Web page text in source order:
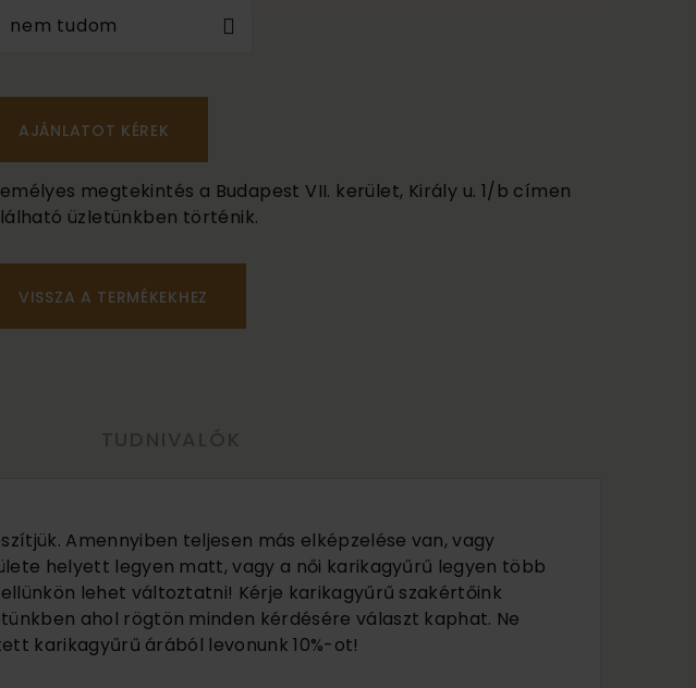
nem tudom
megtekintés a Budapest VII. kerület, Király u. 1/b címen
üzletünkben történik.
VISSZA A TERMÉKEKHEZ
Amennyiben teljesen más elképzelése van, vagy
helyett legyen matt, vagy a női karikagyűrű legyen több
lehet változtatni! Kérje karikagyűrű szakértőink
ahol rögtön minden kérdésére választ kaphat. Ne
karikagyűrű árából levonunk 10%-ot!